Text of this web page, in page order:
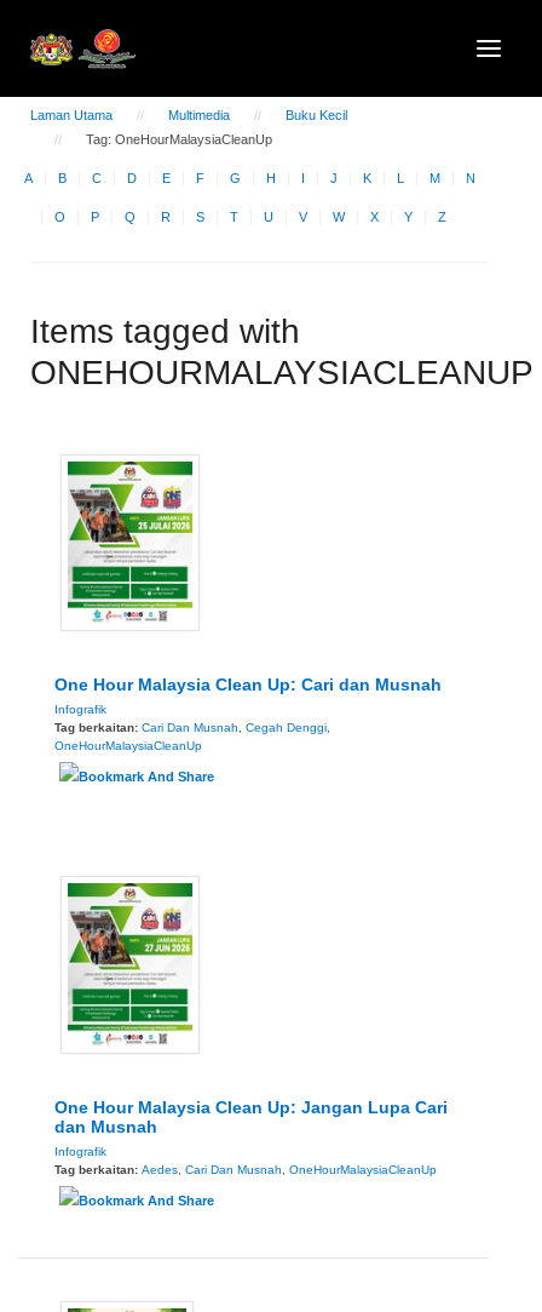
Laman Utama Multimedia
Buku Kecil
Tag: OneHourMalaysiaCleanUp
A B C D E F G H I J K L M N
O P Q R S T U V W X Y Z
Items tagged with
ONEHOURMALAYSIACLEANUP
One Hour Malaysia Clean Up: Cari dan Musnah
Infografik
Tag berkaitan: Cari Dan Musnah, Cegah Denggi,
OneHourMalaysiaCleanUp
One Hour Malaysia Clean Up: Jangan Lupa Cari
dan Musnah
Infografik
Tag berkaitan: Aedes Cari Dan Musnah OneHourMalaysiaCleanUp